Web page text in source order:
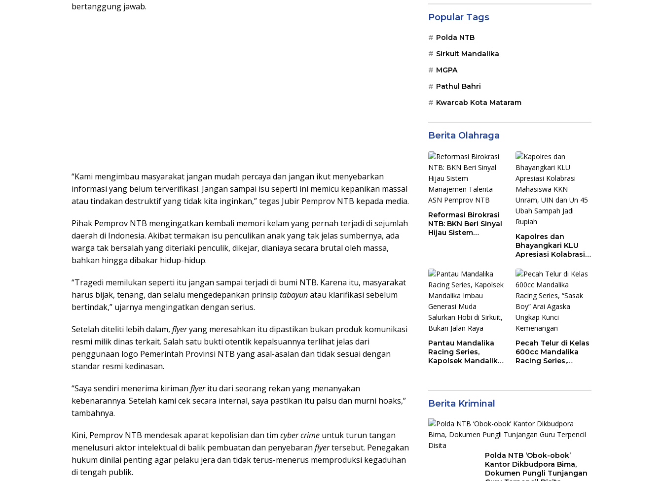
bertanggung jawab.
“Kami mengimbau masyarakat jangan mudah percaya dan jangan ikut menyebarkan
informasi yang belum terverifikasi. Jangan sampai isu seperti ini memicu kepanikan massal
atau tindakan destruktif yang tidak kita inginkan,” tegas Jubir Pemprov NTB kepada media.
Pihak Pemprov NTB mengingatkan kembali memori kelam yang pernah terjadi di sejumlah
daerah di Indonesia. Akibat termakan isu penculikan anak yang tak jelas sumbernya, ada
warga tak bersalah yang diteriaki penculik, dikejar, dianiaya secara brutal oleh massa,
bahkan hingga dibakar hidup-hidup.
“Tragedi memilukan seperti itu jangan sampai terjadi di bumi NTB. Karena itu, masyarakat
harus bijak, tenang, dan selalu mengedepankan prinsip tabayunatau klarifikasi sebelum
bertindak,” ujarnya mengingatkan dengan serius.
Setelah diteliti lebih dalam, flyeryang meresahkan itu dipastikan bukan produk komunikasi
resmi milik dinas terkait. Salah satu bukti otentik kepalsuannya terlihat jelas dari
penggunaan logo Pemerintah Provinsi NTB yang asal-asalan dan tidak sesuai dengan
standar resmi kedinasan.
“Saya sendiri menerima kiriman flyeritu dari seorang rekan yang menanyakan
kebenarannya. Setelah kami cek secara internal, saya pastikan itu palsu dan murni hoaks,”
tambahnya.
Kini, Pemprov NTB mendesak aparat kepolisian dan tim cyber crime untuk turun tangan
menelusuri aktor intelektual di balik pembuatan dan penyebaran flyertersebut. Penegakan
hukum dinilai penting agar pelaku jera dan tidak terus-menerus memproduksi kegaduhan
di tengah publik.
Popular Tags
Polda NTB
Sirkuit Mandalika
MGPA
Pathul Bahri
Kwarcab Kota Mataram
Berita Olahraga
Reformasi Birokrasi
NTB: BKN Beri Sinyal
Hijau Sistem
Kapolres dan
Bhayangkari KLU
Apresiasi Kolabrasi
Unram, UIN dan Un
45 Ubah Sampah
Jadi Rupiah
Pantau Mandalika
Racing Series,
Kapolsek Mandalika
Pecah Telur di Kelas
600cc Mandalika
Racing Series,
Berita Kriminal
Polda NTB ‘Obok-obok’
Kantor Dikbudpora Bima,
Dokumen Pungli Tunjangan